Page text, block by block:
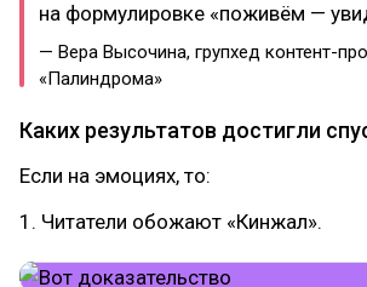
на формулировке «поживём —
— Вера Высочина, групхед контент-
«Палиндрома»
Каких результатов достигли
Если на эмоциях, то:
1. Читатели обожают «Кинжал».